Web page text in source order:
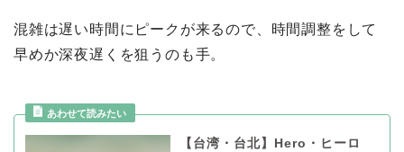
混雑は遅い時間にピークが来るので、時間調整をして
早めか深夜遅くを狙うのも手。
【台湾・台北】Hero・ヒーロ